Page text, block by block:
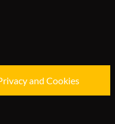
and Cookies